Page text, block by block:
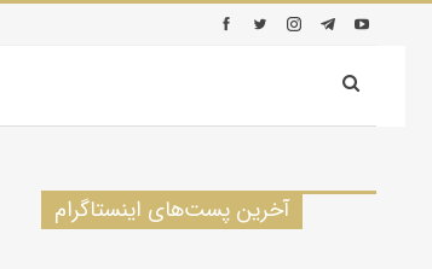
آخرین پست‌های اینستاگرام